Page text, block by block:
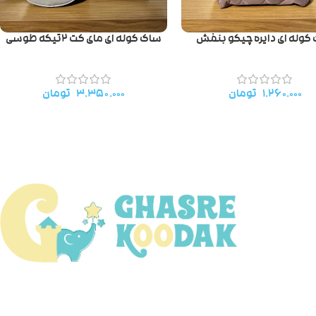
ای دایره چیکو بنفش
۱.۲۶۰.۰۰۰ تومان
ساک کوله ای مای کت ۲تیکه طوسی
۳.۳۵۰.۰۰۰ تومان